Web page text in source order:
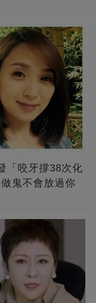
「咬牙撐38次化
鬼不會放過你